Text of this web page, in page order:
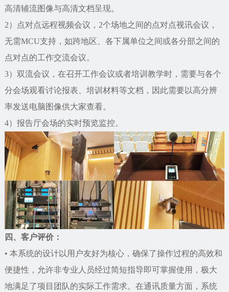
高清辅流图像与高清文档呈现。
2）点对点远程视频会议，2个场地之间的点对点视讯会议，
无需MCU支持，如跨地区、各下属单位之间或各分部之间的
点对点的工作交流会议。
3）双流会议，在召开工作会议或者培训教学时，需要与各个
分会场观看讨论报表、培训材料等文档，因此需要以高分辨
率发送电脑图像供大家查看。
4）报告厅会场的实时预览监控。
四、客户评价：
• 本系统的设计以用户友好为核心，确保了操作过程的高效和
便捷性，允许非专业人员经过简短指导即可掌握使用，极大
地满足了项目团队的实际工作需求。在通讯质量方面，系统